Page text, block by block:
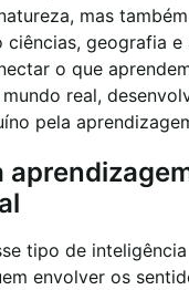
mas
ciências, geografia e
o que
real,
pela
tipo de
envolver os